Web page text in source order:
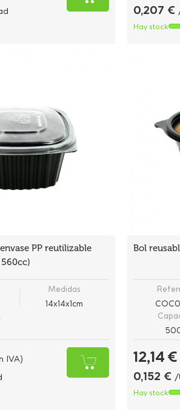
0,207 €
Hay stock
PP reutilizable
Medidas
14x14x1cm
IVA)
Bol
12,14 €
0,152 € /
Hay stock